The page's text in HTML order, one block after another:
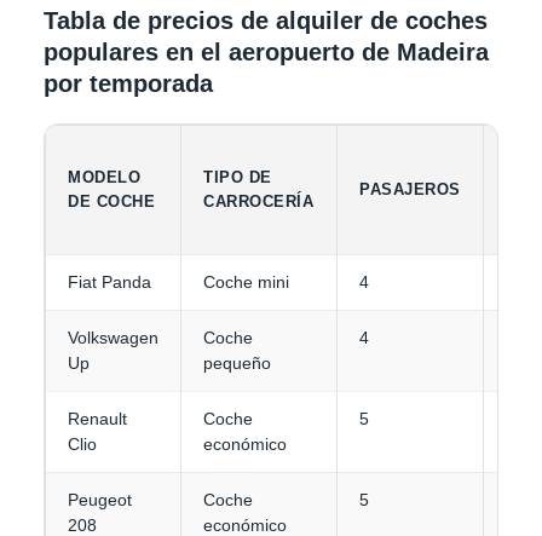
Tabla de precios de alquiler de coches
populares en el aeropuerto de Madeira
por temporada
MODELO
DE COCHE
TIPO DE
CARROCERÍA
PASAJEROS
Fiat Panda Coche mini 4
Volkswagen
Up
Coche
pequeño
4
Renault
Clio
Coche
económico
5
Peugeot
208
Coche
económico
5